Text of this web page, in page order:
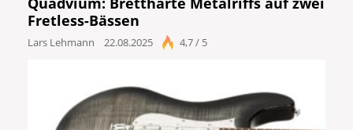
Fretless-Bässen
Lars Lehmann 22.08.2025 4,7 / 5